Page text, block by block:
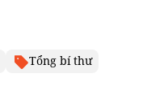
Tổng bí thư